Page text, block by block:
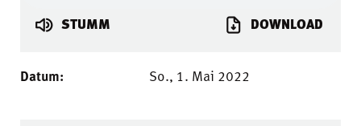
STUMM DOWNLOAD
Datum: So., 1. Mai 2022